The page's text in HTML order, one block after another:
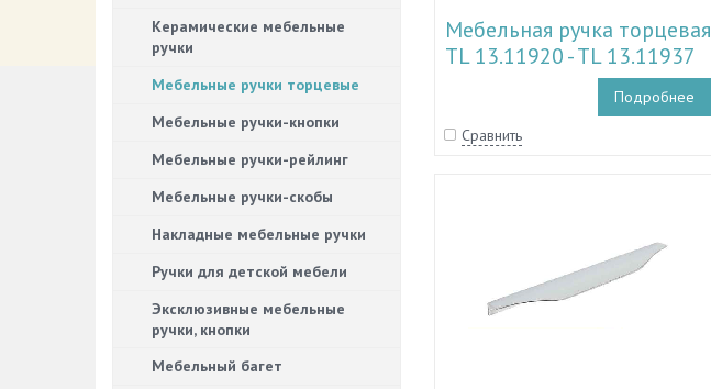
Мебельная ручка торцевая
TL 13.11920 - TL 13.11937
Подробнее
Сравнить
Керамические мебельные
ручки
Мебельные ручки торцевые
Мебельные ручки-кнопки
Мебельные ручки-рейлинг
Мебельные ручки-скобы
Накладные мебельные ручки
Ручки для детской мебели
Эксклюзивные мебельные
ручки, кнопки
Мебельный багет